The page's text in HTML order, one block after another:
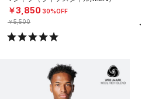
￥3,850 30%OFF
￥5,500